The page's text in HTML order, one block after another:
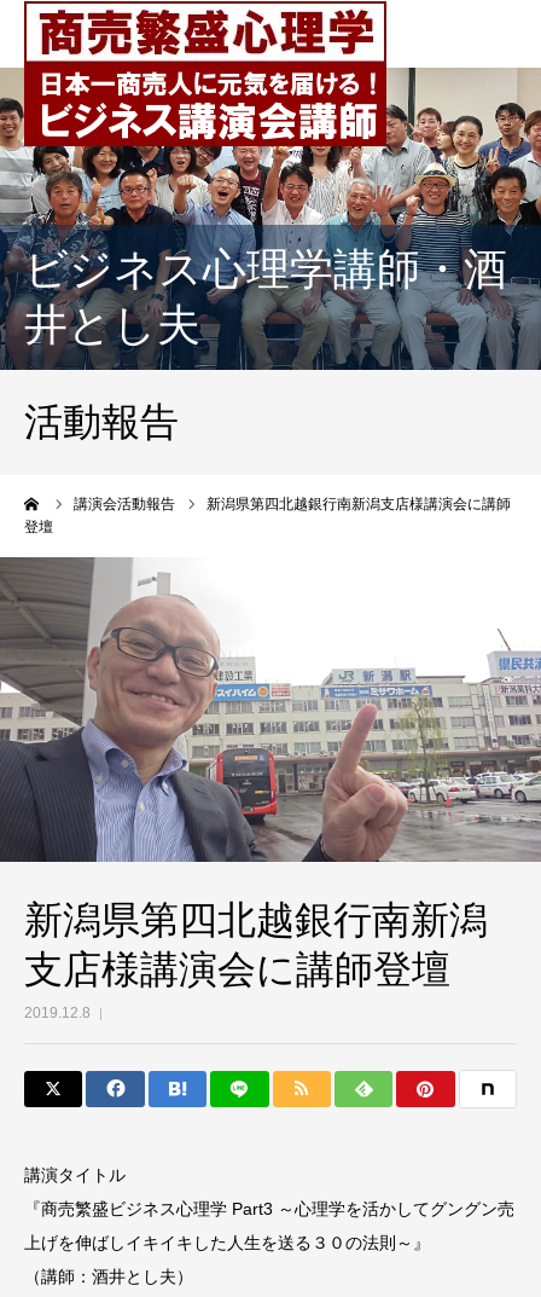
ビジネス心理学講師・酒
井とし夫
活動報告
講演会活動報告
新潟県第四北越銀行南新潟支店様講演会に講師
登壇
新潟県第四北越銀行南新潟
支店様講演会に講師登壇
2019.12.8
講演タイトル
『商売繁盛ビジネス心理学 Part3 ～心理学を活かしてグングン売
上げを伸ばしイキイキした人生を送る３０の法則～』
（講師：酒井とし夫）